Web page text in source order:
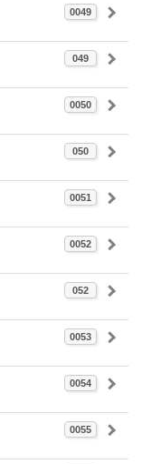
0049
049
0050
050
0051
0052
052
0053
0054
0055